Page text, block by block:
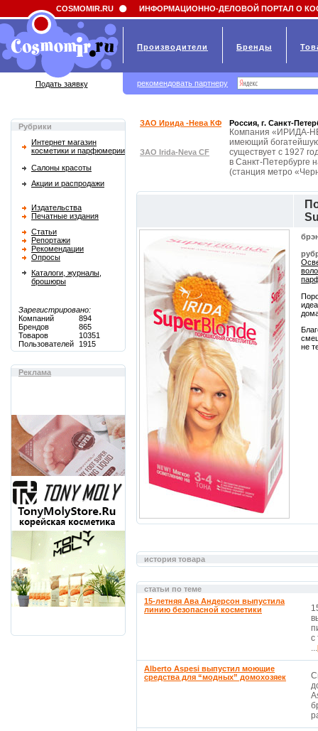
Field 'news_title' doesn't have a default value
Рубрики
Интернет магазин
косметики и парфюмерии
Салоны красоты
Акции и распродажи
Издательства
Печатные издания
Статьи
Репортажи
Рекомендации
Опросы
Каталоги, журналы,
брошюры
Зарегистрировано:
Компаний
894
Брендов
865
Товаров
10351
Пользователей
1915
Реклама
ЗАО Ирида -Нева КФ Россия, г. Санкт-
ЗАО Irida-Neva CF
Компания «ИРИДА-
имеющий
существует с 1927
в Санкт-Петербурге
(станция метро
не
история товара
статьи по теме
15-летняя Ава Андерсон выпустила
линию безопасной косметики
с
...
Alberto Aspesi выпустил моющие
средства для “модных” домохозяек
COSMOMIR.RU ИНФОРМАЦИОННО-ДЕЛОВОЙ ПОРТАЛ О
Производители Бренды
Подать заявку рекомендовать партнеру